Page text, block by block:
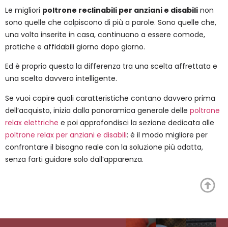
Le migliori poltrone reclinabili per anziani e disabili non
sono quelle che colpiscono di più a parole. Sono quelle che,
una volta inserite in casa, continuano a essere comode,
pratiche e affidabili giorno dopo giorno.
Ed è proprio questa la differenza tra una scelta affrettata e
una scelta davvero intelligente.
Se vuoi capire quali caratteristiche contano davvero prima
dell’acquisto, inizia dalla panoramica generale delle poltrone
relax elettriche e poi approfondisci la sezione dedicata alle
poltrone relax per anziani e disabili: è il modo migliore per
confrontare il bisogno reale con la soluzione più adatta,
senza farti guidare solo dall’apparenza.